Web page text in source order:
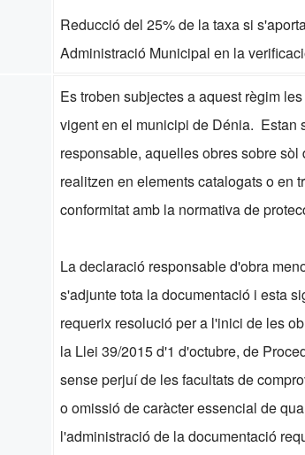
Reducció del 25% de la taxa si
Administració Municipal en la
Es troben subjectes a aquest règim
vigent en el municipi de Dénia. Estan
responsable, aquelles obres sobre
realitzen en elements catalogats o en
conformitat amb la normativa de
La declaració responsable d'obra
s'adjunte tota la documentació i esta
requerix resolució per a l'inici de les
la Llei 39/2015 d'1 d'octubre, de
sense perjuí de les facultats de
o omissió de caràcter essencial de
l'administració de la documentació